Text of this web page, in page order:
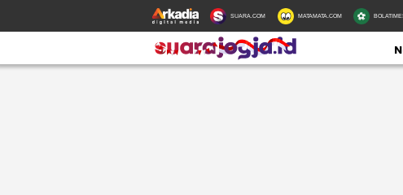
SUARA.COM MATAMATA.COM